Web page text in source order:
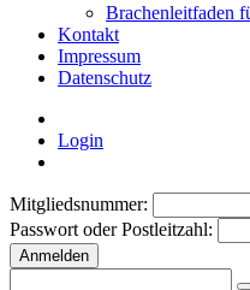
Brachenleitfaden
Kontakt
Impressum
Datenschutz
Login
Mitgliedsnummer:
Passwort oder Postleitzahl:
Anmelden